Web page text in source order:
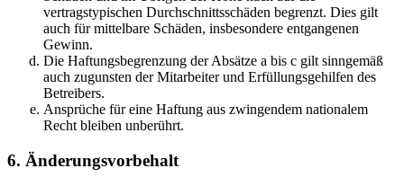
vertragstypischen Durchschnittsschäden begrenzt. Dies gilt
auch für mittelbare Schäden, insbesondere entgangenen
Gewinn.
Die Haftungsbegrenzung der Absätze a bis c gilt sinngemäß
auch zugunsten der Mitarbeiter und Erfüllungsgehilfen des
Betreibers.
Ansprüche für eine Haftung aus zwingendem nationalem
Recht bleiben unberührt.
6. Änderungsvorbehalt